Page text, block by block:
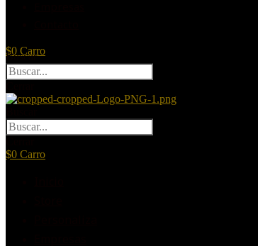
$0 Carro
Buscar
$0 Carro